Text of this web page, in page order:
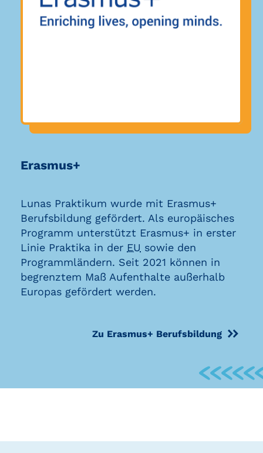
Erasmus+
Lunas Praktikum wurde mit Erasmus+
Berufsbildung gefördert. Als europäisches
Programm unterstützt Erasmus+ in erster
Linie Praktika in der EU sowie den
Programmländern. Seit 2021 können in
begrenztem Maß Aufenthalte außerhalb
Europas gefördert werden.
Zu Erasmus+ Berufsbildung